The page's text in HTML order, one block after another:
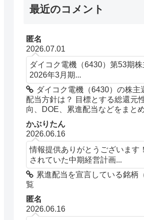
最近のコメント
匿名
2026.07.01
ダイコク電機（6430）第53期株
2026年3月期...
ダイコク電機（6430）の株主
配当方針は？ 目標とする総還元
向、DOE、累進配当などをまと
かぶりたん
2026.06.16
情報提供ありがとうございます
されていた中期経営計画...
累進配当を宣言している銘柄
覧
匿名
2026.06.16